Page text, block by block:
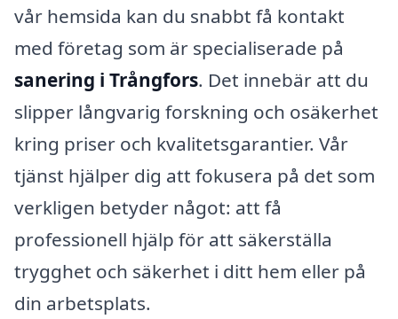
vår hemsida kan du snabbt få kontakt
med företag som är specialiserade på
sanering i Trångfors. Det innebär att du
slipper långvarig forskning och osäkerhet
kring priser och kvalitetsgarantier. Vår
tjänst hjälper dig att fokusera på det som
verkligen betyder något: att få
professionell hjälp för att säkerställa
trygghet och säkerhet i ditt hem eller på
din arbetsplats.